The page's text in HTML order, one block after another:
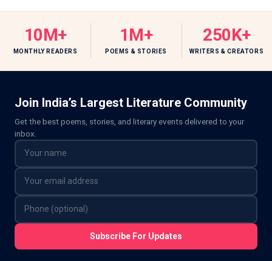
10M+
MONTHLY READERS
1M+
POEMS & STORIES
250K+
WRITERS & CREATORS
Join India’s Largest Literature Community
Get the best poems, stories, and literary events delivered to your
inbox.
Subscribe For Updates